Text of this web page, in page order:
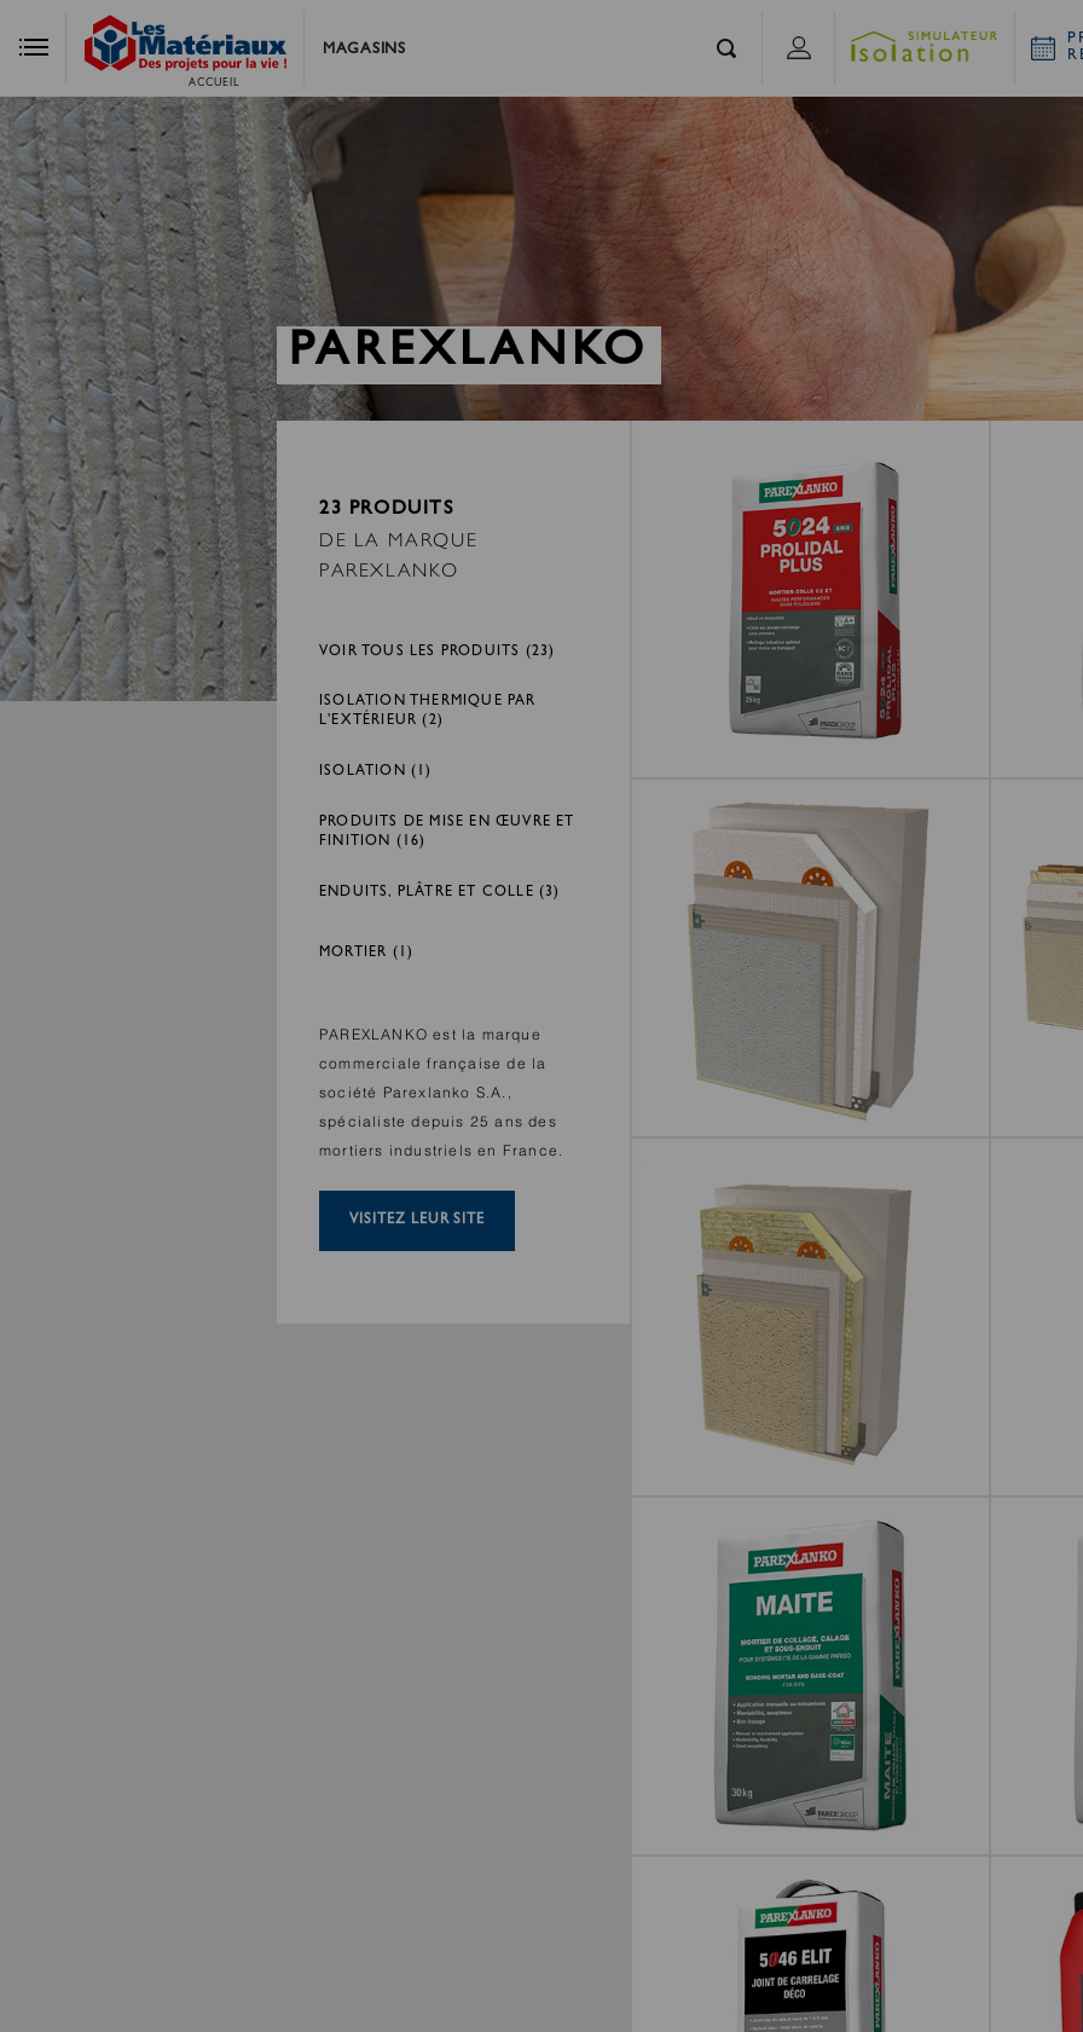
ACCUEIL
MAGASINS
PAREXLANKO
23 PRODUITS
DE LA MARQUE
PAREXLANKO
VOIR TOUS LES PRODUITS (23)
ISOLATION THERMIQUE PAR
L'EXTÉRIEUR (2)
ISOLATION (1)
PRODUITS DE MISE EN ŒUVRE ET
FINITION (16)
ENDUITS, PLÂTRE ET COLLE (3)
MORTIER (1)
PAREXLANKO est la marque
commerciale française de la
société Parexlanko S.A.,
spécialiste depuis 25 ans des
mortiers industriels en France.
VISITEZ LEUR SITE
5024 PROLIDAL PLUS 5074
PARISO MOB PSE-M
PARISO LR-M
5021